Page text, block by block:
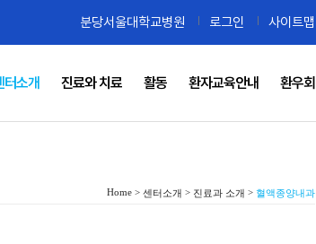
분당서울대학교병원 로그인 사이트맵
터소개 진료와 치료 활동 환자교육안내 환우회
Home > 센터소개 > 진료과 소개 > 혈액종양내과